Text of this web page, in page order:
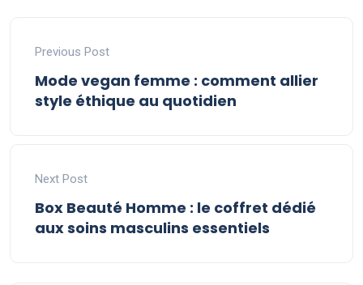
Previous Post
Mode vegan femme : comment allier
style éthique au quotidien
Next Post
Box Beauté Homme : le coffret dédié
aux soins masculins essentiels